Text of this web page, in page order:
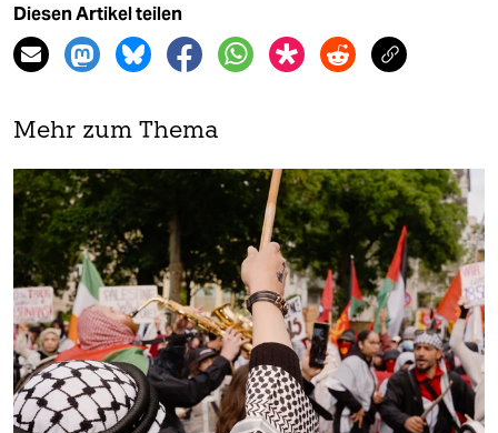
Diesen Artikel teilen
Mehr zum Thema